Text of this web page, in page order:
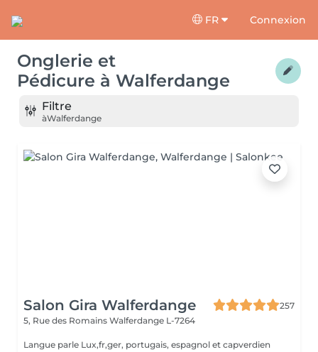
FR Connexion
Onglerie et
Pédicure à Walferdange
Filtre
àWalferdange
Salon Gira Walferdange
257
5, Rue des Romains Walferdange L-7264
Langue parle Lux,fr,ger, portugais, espagnol et capverdien